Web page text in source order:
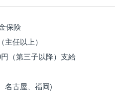
保険
任以上）
（第三子以降）支給
名古屋、福岡)